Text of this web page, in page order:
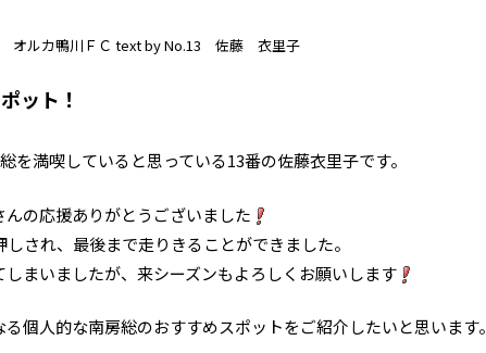
オルカ鴨川ＦＣ text by No.13 佐藤 衣里子
ット！
を満喫していると思っている13番の佐藤衣里子です。
の応援ありがとうございました
され、最後まで走りきることができました。
まいましたが、来シーズンもよろしくお願いします
個人的な南房総のおすすめスポットをご紹介したいと思います。